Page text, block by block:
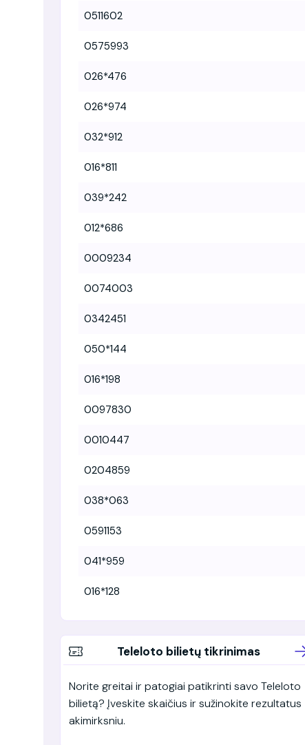
0511602
0575993
026*476
026*974
032*912
016*811
039*242
012*686
0009234
0074003
0342451
050*144
016*198
0097830
0010447
0204859
038*063
0591153
041*959
016*128
Teleloto bilietų tikrinimas
Norite greitai ir patogiai patikrinti savo Teleloto
bilietą? Įveskite skaičius ir sužinokite rezultatus
akimirksniu.